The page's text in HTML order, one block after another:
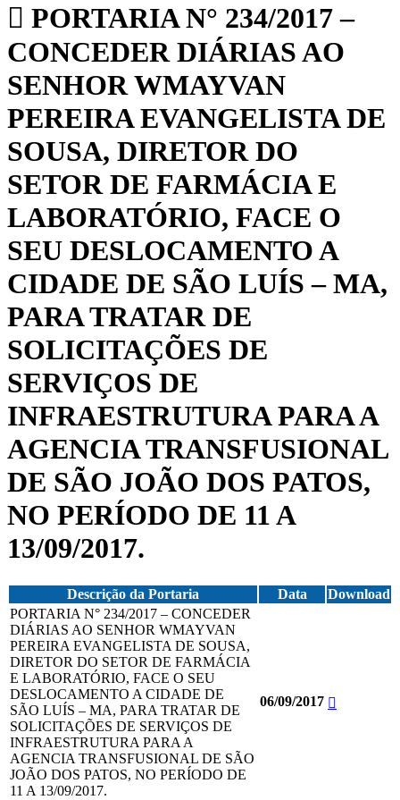
PORTARIA N° 234/2017 –
CONCEDER DIÁRIAS AO
SENHOR WMAYVAN
PEREIRA EVANGELISTA DE
SOUSA, DIRETOR DO
SETOR DE FARMÁCIA E
LABORATÓRIO, FACE O
SEU DESLOCAMENTO A
CIDADE DE SÃO LUÍS – MA,
PARA TRATAR DE
SOLICITAÇÕES DE
SERVIÇOS DE
INFRAESTRUTURA PARA A
AGENCIA TRANSFUSIONAL
DE SÃO JOÃO DOS PATOS,
NO PERÍODO DE 11 A
13/09/2017.
Descrição da Portaria Data
Download
PORTARIA N° 234/2017 – CONCEDER
DIÁRIAS AO SENHOR WMAYVAN
PEREIRA EVANGELISTA DE SOUSA,
DIRETOR DO SETOR DE FARMÁCIA
E LABORATÓRIO, FACE O SEU
DESLOCAMENTO A CIDADE DE
SÃO LUÍS – MA, PARA TRATAR DE
SOLICITAÇÕES DE SERVIÇOS DE
INFRAESTRUTURA PARA A
AGENCIA TRANSFUSIONAL DE SÃO
JOÃO DOS PATOS, NO PERÍODO DE
11 A 13/09/2017.
06/09/2017